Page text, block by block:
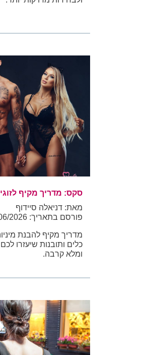
סקס: מדריך מקיף
מאת: דניאלה סיידוף
פורסם בתאריך: 22/06/2026 12:05:05
מדריך מקיף להבנת
כלים ותובנות שיעזרו
ומלא קרבה.